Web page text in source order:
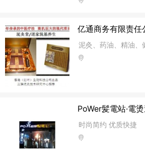
亿通商务有限责任
泥灸、药油、精油、
PoWer髪電站·電
时尚简约 优质快捷